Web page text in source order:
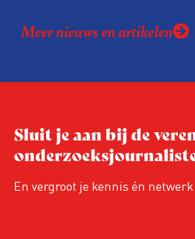
Meer nieuws en artikelen
Sluit je aan bij de
En vergroot je kennis én netwerk